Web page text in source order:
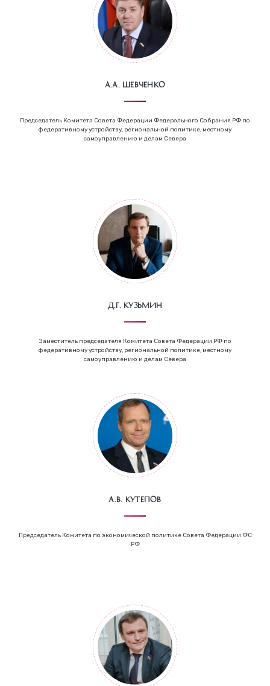
А.А. Шевченко
Председатель Комитета Совета Федерации Федерального Собрания РФ по
федеративному устройству, региональной политике, местному
самоуправлению и делам Севера
Д.Г. Кузьмин
Заместитель председателя Комитета Совета Федерации РФ по
федеративному устройству, региональной политике, местному
самоуправлению и делам Севера
А.В. Кутепов
Председатель Комитета по экономической политике Совета Федерации ФС
РФ